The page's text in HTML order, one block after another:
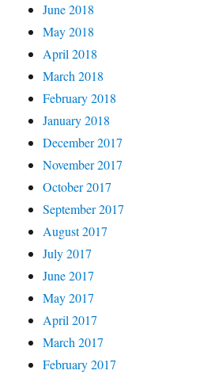
June 2018
May 2018
April 2018
March 2018
February 2018
January 2018
December 2017
November 2017
October 2017
September 2017
August 2017
July 2017
June 2017
May 2017
April 2017
March 2017
February 2017